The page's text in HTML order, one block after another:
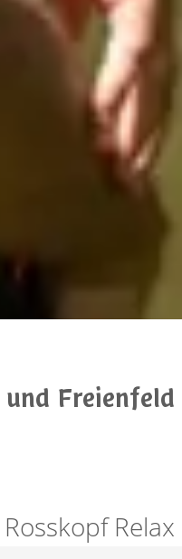
Freienfeld
Relax